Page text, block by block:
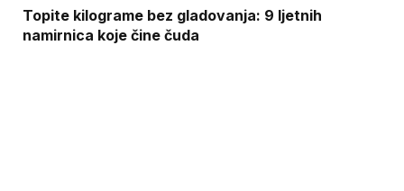
Topite kilograme bez gladovanja: 9 ljetnih
namirnica koje čine čuda